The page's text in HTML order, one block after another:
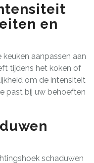
en
aanpassen aan
tijdens het koken of
om de intensiteit
past bij uw behoeften
schaduwen